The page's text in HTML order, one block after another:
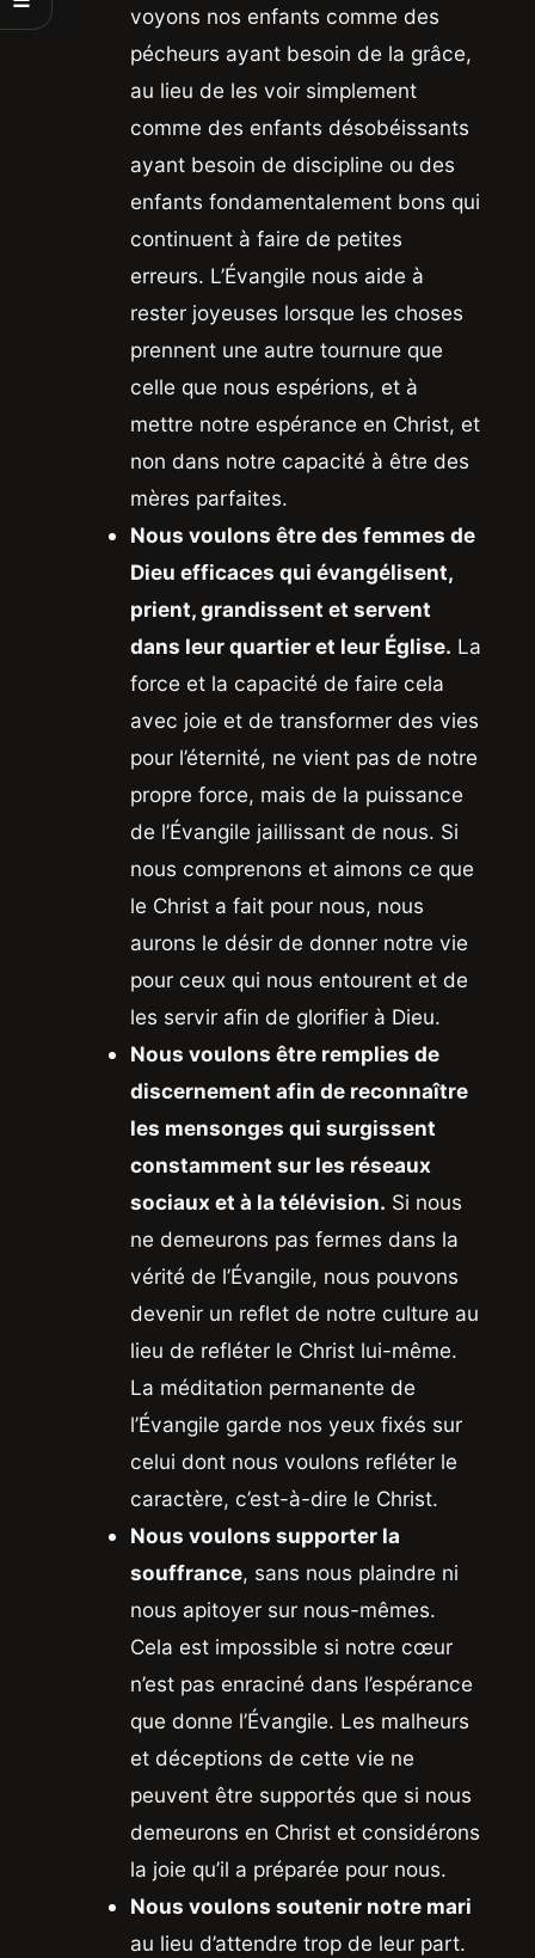
voyons nos enfants comme des
pécheurs ayant besoin de la grâce,
au lieu de les voir simplement
comme des enfants désobéissants
ayant besoin de discipline ou des
enfants fondamentalement bons qui
continuent à faire de petites
erreurs. L’Évangile nous aide à
rester joyeuses lorsque les choses
prennent une autre tournure que
celle que nous espérions, et à
mettre notre espérance en Christ, et
non dans notre capacité à être des
mères parfaites.
Nous voulons être des femmes de
Dieu efficaces qui évangélisent,
prient, grandissent et servent
dans leur quartier et leur Église. La
force et la capacité de faire cela
avec joie et de transformer des vies
pour l’éternité, ne vient pas de notre
propre force, mais de la puissance
de l’Évangile jaillissant de nous. Si
nous comprenons et aimons ce que
le Christ a fait pour nous, nous
aurons le désir de donner notre vie
pour ceux qui nous entourent et de
les servir afin de glorifier à Dieu.
Nous voulons être remplies de
discernement afin de reconnaître
les mensonges qui surgissent
constamment sur les réseaux
sociaux et à la télévision. Si nous
ne demeurons pas fermes dans la
vérité de l’Évangile, nous pouvons
devenir un reflet de notre culture au
lieu de refléter le Christ lui-même.
La méditation permanente de
l’Évangile garde nos yeux fixés sur
celui dont nous voulons refléter le
caractère, c’est-à-dire le Christ.
Nous voulons supporter la
souffrance, sans nous plaindre ni
nous apitoyer sur nous-mêmes.
Cela est impossible si notre cœur
n’est pas enraciné dans l’espérance
que donne l’Évangile. Les malheurs
et déceptions de cette vie ne
peuvent être supportés que si nous
demeurons en Christ et considérons
la joie qu’il a préparée pour nous.
Nous voulons soutenir notre mari
au lieu d’attendre trop de leur part.